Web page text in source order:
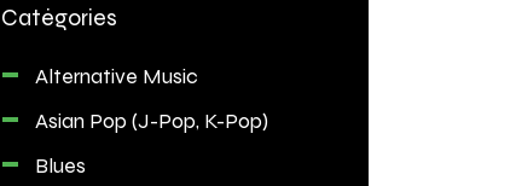
Catégories
Alternative Music
Asian Pop (J-Pop, K-Pop)
Blues